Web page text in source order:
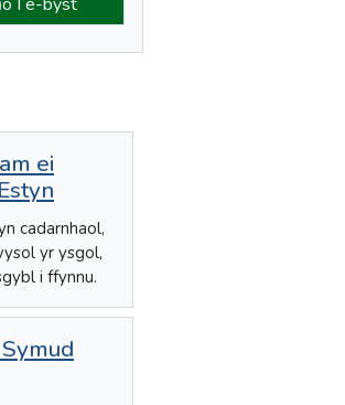
ei
cadarnhaol,
yr ysgol,
i ffynnu.